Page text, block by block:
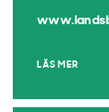
LÄS MER